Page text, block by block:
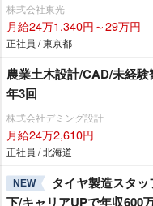
株式会社東光
月給24万1,340円～29万円
正社員 / 東京都
農業土木設計/CAD/未経
年3回
株式会社デミング設計
月給24万2,610円
正社員 / 北海道
NEW
タイヤ製造スタ
下/キャリアUPで年収600